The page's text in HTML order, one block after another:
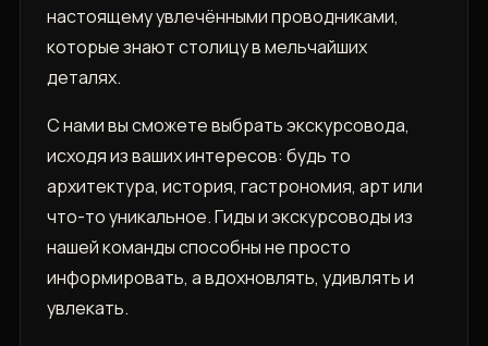
настоящему увлечёнными проводниками,
которые знают столицу в мельчайших
деталях.
С нами вы сможете выбрать экскурсовода,
исходя из ваших интересов: будь то
архитектура, история, гастрономия, арт или
что-то уникальное. Гиды и экскурсоводы из
нашей команды способны не просто
информировать, а вдохновлять, удивлять и
увлекать.